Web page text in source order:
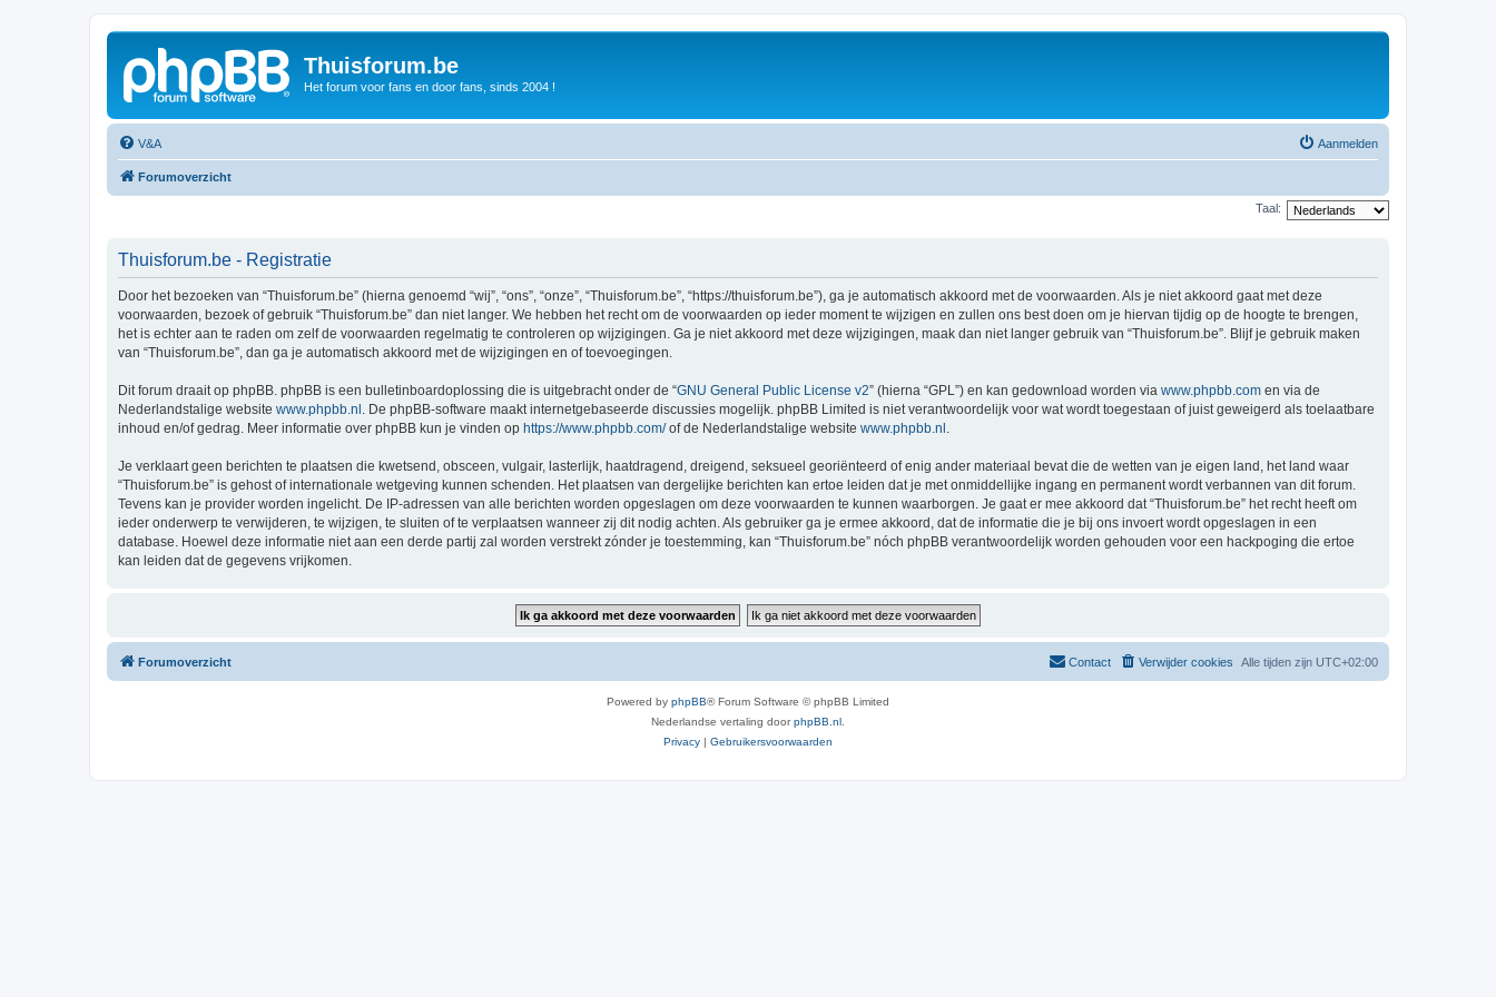
Thuisforum.be
Het forum voor fans en door fans, sinds 2004 !
V&A Aanmelden
Forumoverzicht
Taal:
Thuisforum.be - Registratie
Door het bezoeken van “Thuisforum.be” (hierna genoemd “wij”, “ons”, “onze”, “Thuisforum.be”, “https://thuisforum.be”), ga je automatisch akkoord met de voorwaarden. Als je niet akkoord gaat met deze
voorwaarden, bezoek of gebruik “Thuisforum.be” dan niet langer. We hebben het recht om de voorwaarden op ieder moment te wijzigen en zullen ons best doen om je hiervan tijdig op de hoogte te brengen,
het is echter aan te raden om zelf de voorwaarden regelmatig te controleren op wijzigingen. Ga je niet akkoord met deze wijzigingen, maak dan niet langer gebruik van “Thuisforum.be”. Blijf je gebruik maken
van “Thuisforum.be”, dan ga je automatisch akkoord met de wijzigingen en of toevoegingen.
Dit forum draait op phpBB. phpBB is een bulletinboardoplossing die is uitgebracht onder de “GNU General Public License v2” (hierna “GPL”) en kan gedownload worden via www.phpbb.com en via de
Nederlandstalige website www.phpbb.nl . De phpBB-software maakt internetgebaseerde discussies mogelijk. phpBB Limited is niet verantwoordelijk voor wat wordt toegestaan of juist geweigerd als toelaatbare
inhoud en/of gedrag. Meer informatie over phpBB kun je vinden op https://www.phpbb.com/of de Nederlandstalige website www.phpbb.nl .
Je verklaart geen berichten te plaatsen die kwetsend, obsceen, vulgair, lasterlijk, haatdragend, dreigend, seksueel georiënteerd of enig ander materiaal bevat die de wetten van je eigen land, het land waar
“Thuisforum.be” is gehost of internationale wetgeving kunnen schenden. Het plaatsen van dergelijke berichten kan ertoe leiden dat je met onmiddellijke ingang en permanent wordt verbannen van dit forum.
Tevens kan je provider worden ingelicht. De IP-adressen van alle berichten worden opgeslagen om deze voorwaarden te kunnen waarborgen. Je gaat er mee akkoord dat “Thuisforum.be” het recht heeft om
ieder onderwerp te verwijderen, te wijzigen, te sluiten of te verplaatsen wanneer zij dit nodig achten. Als gebruiker ga je ermee akkoord, dat de informatie die je bij ons invoert wordt opgeslagen in een
database. Hoewel deze informatie niet aan een derde partij zal worden verstrekt zónder je toestemming, kan “Thuisforum.be” nóch phpBB verantwoordelijk worden gehouden voor een hackpoging die ertoe
kan leiden dat de gegevens vrijkomen.
Forumoverzicht Alle tijden zijn UTC+02:00
Verwijder cookies
Contact
Powered by phpBB® Forum Software © phpBB Limited
Nederlandse vertaling doorphpBB.nl
Privacy | Gebruikersvoorwaarden